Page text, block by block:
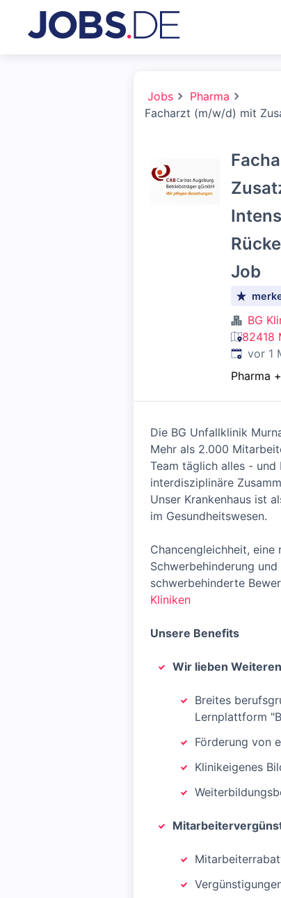
Jobs
Pharma
Facharzt (m/w/d) mit
Job
BG
82418
vor 1
Pharma +
Die BG Unfallklinik
Mehr als 2.000
Team täglich alles -
interdisziplinäre
Unser Krankenhaus ist
im Gesundheitswesen.
Chancengleichheit,
Schwerbehinderung
schwerbehinderte
Kliniken
Unsere Benefits
Wir lieben
Breites
Lernplattform
Förderung von
Klinikeigenes